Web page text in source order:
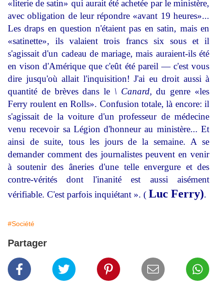
«literie de satin» qui aurait été achetée par le ministère,
avec obligation de leur répondre «avant 19 heures»...
Les draps en question n'étaient pas en satin, mais en
«satinette», ils valaient trois francs six sous et il
s'agissait d'un cadeau de mariage, mais auraient-ils été
en vison d'Amérique que c'eût été pareil — c'est vous
dire jusqu'où allait l'inquisition! J'ai eu droit aussi à
quantité de brèves dans le \ Canard, du genre «les
Ferry roulent en Rolls». Confusion totale, là encore: il
s'agissait de la voiture d'un professeur de médecine
venu recevoir sa Légion d'honneur au ministère... Et
ainsi de suite, tous les jours de la semaine. A se
demander comment des journalistes peuvent en venir
à soutenir des âneries d'une telle envergure et des
contre-vérités dont l'inanité est aussi aisément
vérifiable. C'est parfois inquiétant ». ( Luc Ferry).
#Société
Partager